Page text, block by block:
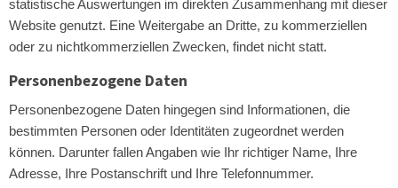
statistische Auswertungen im direkten Zusammenhang mit dieser
Website genutzt. Eine Weitergabe an Dritte, zu kommerziellen
oder zu nichtkommerziellen Zwecken, findet nicht statt.
Personenbezogene Daten
Personenbezogene Daten hingegen sind Informationen, die
bestimmten Personen oder Identitäten zugeordnet werden
können. Darunter fallen Angaben wie Ihr richtiger Name, Ihre
Adresse, Ihre Postanschrift und Ihre Telefonnummer.